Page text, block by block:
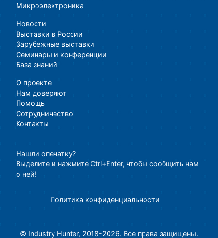
Микроэлектроника
Новости
Выставки в России
Зарубежные выставки
Семинары и конференции
База знаний
О проекте
Нам доверяют
Помощь
Сотрудничество
Контакты
Нашли опечатку?
Выделите и нажмите Ctrl+Enter, чтобы сообщить нам
о ней!
Политика конфиденциальности
© Industry Hunter, 2018-2026. Все права защищены.